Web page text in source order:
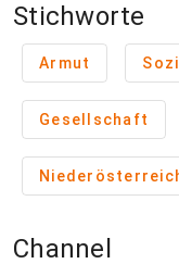
Stichworte
Armut
Gesellschaft
Channel